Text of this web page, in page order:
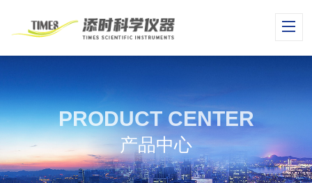
PRODUCT CENTER
产品中心